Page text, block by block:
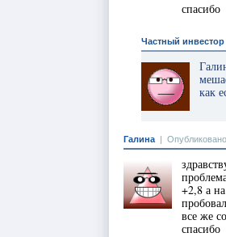
спасибо
Частный инвестор
как
Галина |
+2,8 а
все же
спасибо